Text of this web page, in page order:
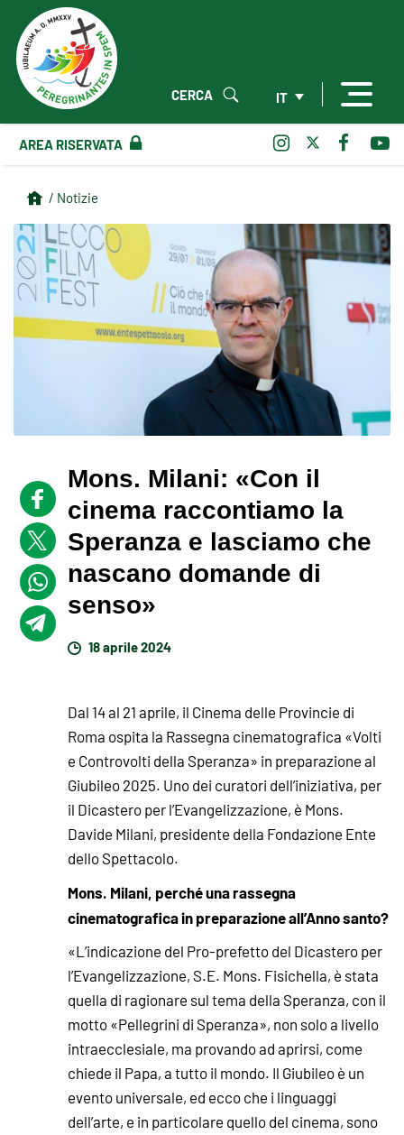
IT
CERCA
AREA RISERVATA
/ Notizie
Mons. Milani: «Con il
cinema raccontiamo la
Speranza e lasciamo che
nascano domande di
senso»
18 aprile 2024
Dal 14 al 21 aprile, il Cinema delle Provincie di
Roma ospita la Rassegna cinematografica «Volti
e Controvolti della Speranza» in preparazione al
Giubileo 2025. Uno dei curatori dell’iniziativa, per
il Dicastero per l’Evangelizzazione, è Mons.
Davide Milani, presidente della Fondazione Ente
dello Spettacolo.
Mons. Milani, perché una rassegna
cinematografica in preparazione all’Anno santo?
«L’indicazione del Pro-prefetto del Dicastero per
l’Evangelizzazione, S.E. Mons. Fisichella, è stata
quella di ragionare sul tema della Speranza, con il
motto «Pellegrini di Speranza», non solo a livello
intraecclesiale, ma provando ad aprirsi, come
chiede il Papa, a tutto il mondo. Il Giubileo è un
evento universale, ed ecco che i linguaggi
dell’arte, e in particolare quello del cinema, sono